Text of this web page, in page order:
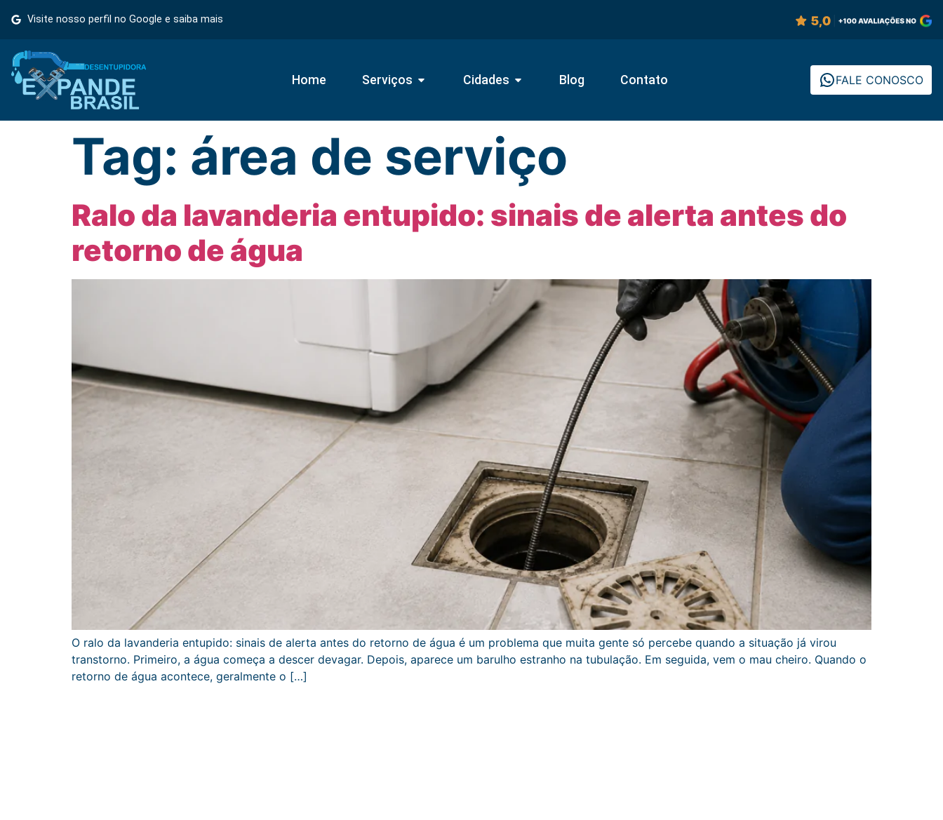
Visite nosso perfil no Google e saiba mais
Home Serviços Cidades Blog Contato FALE CONOSCO
Tag: área de serviço
Ralo da lavanderia entupido: sinais de alerta antes do
retorno de água
O ralo da lavanderia entupido: sinais de alerta antes do retorno de água é um problema que muita gente só percebe quando a situação já virou
transtorno. Primeiro, a água começa a descer devagar. Depois, aparece um barulho estranho na tubulação. Em seguida, vem o mau cheiro. Quando o
retorno de água acontece, geralmente o […]